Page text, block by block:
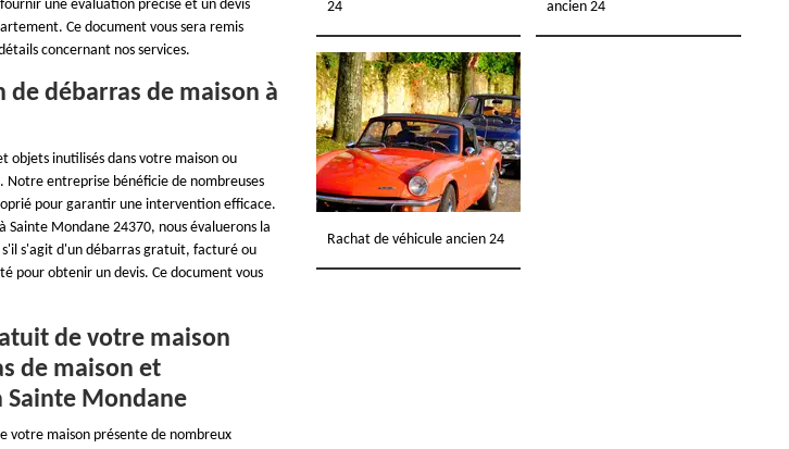
une évaluation précise et un devis
Ce document vous sera remis
concernant nos services.
débarras de maison à
objets inutilisés dans votre maison ou
entreprise bénéficie de nombreuses
pour garantir une intervention efficace.
Mondane 24370, nous évaluerons la
s'agit d'un débarras gratuit, facturé ou
pour obtenir un devis. Ce document vous
de votre maison
de maison et
Sainte Mondane
votre maison présente de nombreux
24
ancien 24
Rachat de véhicule ancien 24